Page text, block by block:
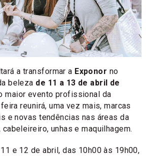
a transformar a Exponor no
beleza de 11 a 13 de abril de
maior evento profissional da
reunirá, uma vez mais, marcas
e novas tendências nas áreas da
unhas e maquilhagem.
e 12 de abril, das 10h00 às 19h00,